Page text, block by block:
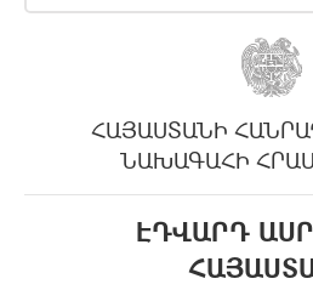
ՀԱՅԱՍՏԱՆԻ
ՆԱԽԱԳԱՀԻ
ԷԴՎԱՐԴ